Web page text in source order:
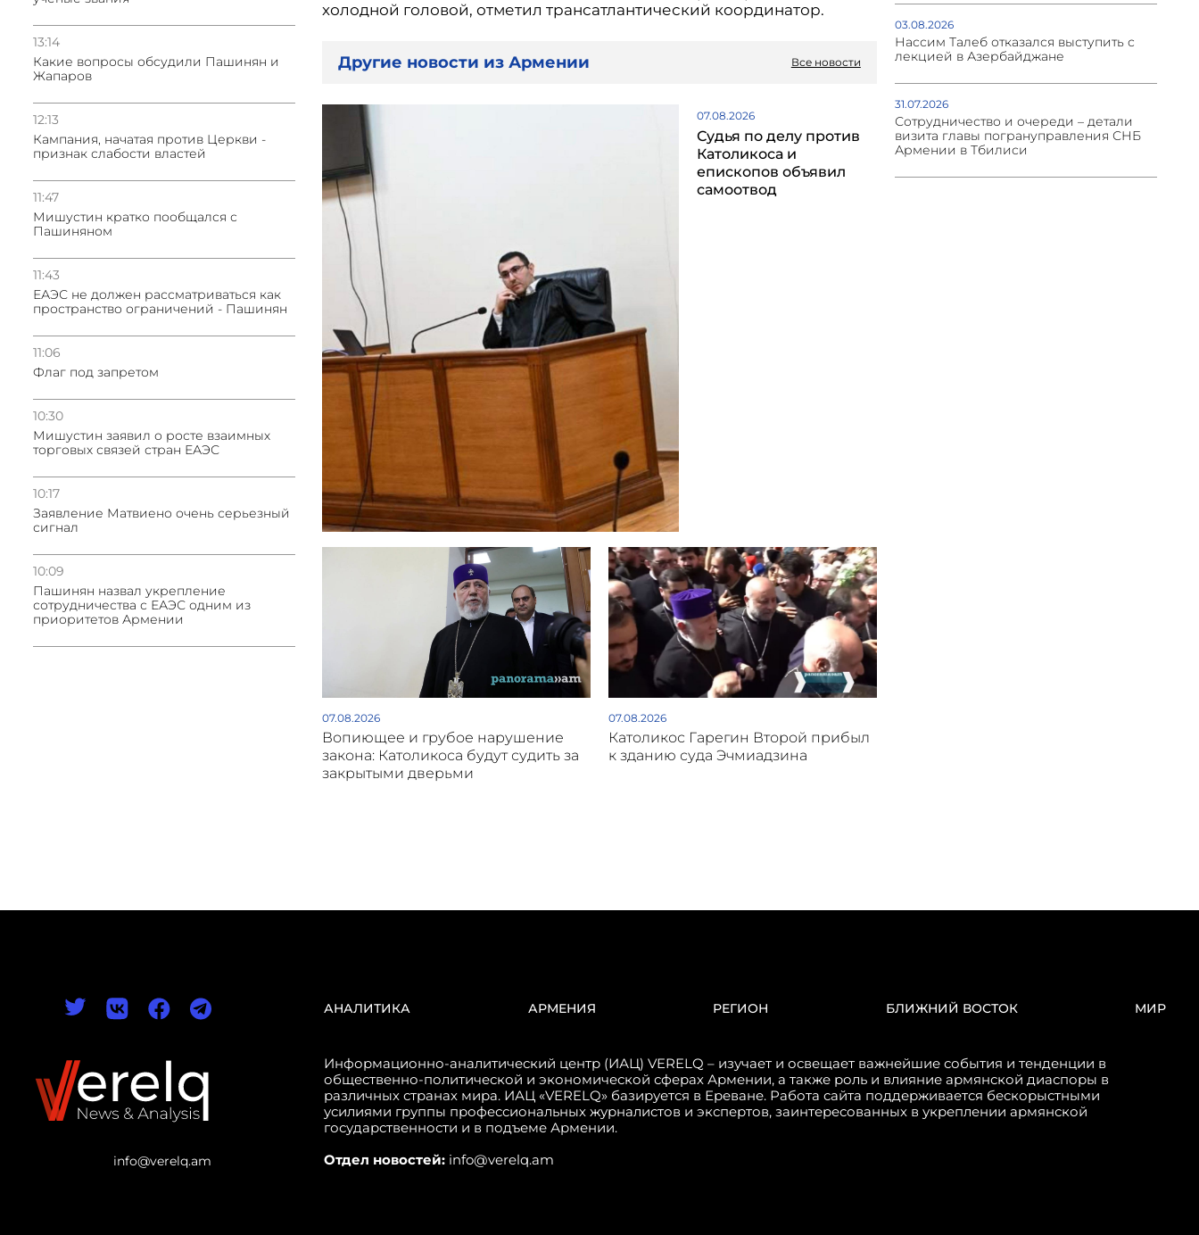
13:14
Какие вопросы обсудили Пашинян и
Жапаров
12:13
Кампания, начатая против Церкви -
признак слабости властей
11:47
Мишустин кратко пообщался с
Пашиняном
11:43
ЕАЭС не должен рассматриваться как
пространство ограничений - Пашинян
11:06
Флаг под запретом
10:30
Мишустин заявил о росте взаимных
торговых связей стран ЕАЭС
10:17
Заявление Матвиено очень серьезный
сигнал
10:09
Пашинян назвал укрепление
сотрудничества с ЕАЭС одним из
приоритетов Армении
холодной головой, отметил трансатлантический координатор.
Другие новости из Армении Все новости
07.08.2026
Судья по делу против
Католикоса и
епископов объявил
самоотвод
07.08.2026
Вопиющее и грубое нарушение
закона: Католикоса будут судить за
закрытыми дверьми
07.08.2026
Католикос Гарегин Второй прибыл
к зданию суда Эчмиадзина
03.08.2026
Нассим Талеб отказался выступить с
лекцией в Азербайджане
31.07.2026
Сотрудничество и очереди – детали
визита главы погрануправления СНБ
Армении в Тбилиси
info@verelq.am
АНАЛИТИКА АРМЕНИЯ РЕГИОН БЛИЖНИЙ ВОСТОК МИР
Информационно-аналитический центр (ИАЦ) VERELQ – изучает и освещает важнейшие события и тенденции в
общественно-политической и экономической сферах Армении, а также роль и влияние армянской диаспоры в
различных странах мира. ИАЦ «VERELQ» базируется в Ереване. Работа сайта поддерживается бескорыстными
усилиями группы профессиональных журналистов и экспертов, заинтересованных в укреплении армянской
государственности и в подъеме Армении.
Отдел новостей: info@verelq.am